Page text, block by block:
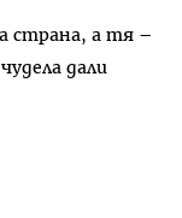
страна, а тя –
дали